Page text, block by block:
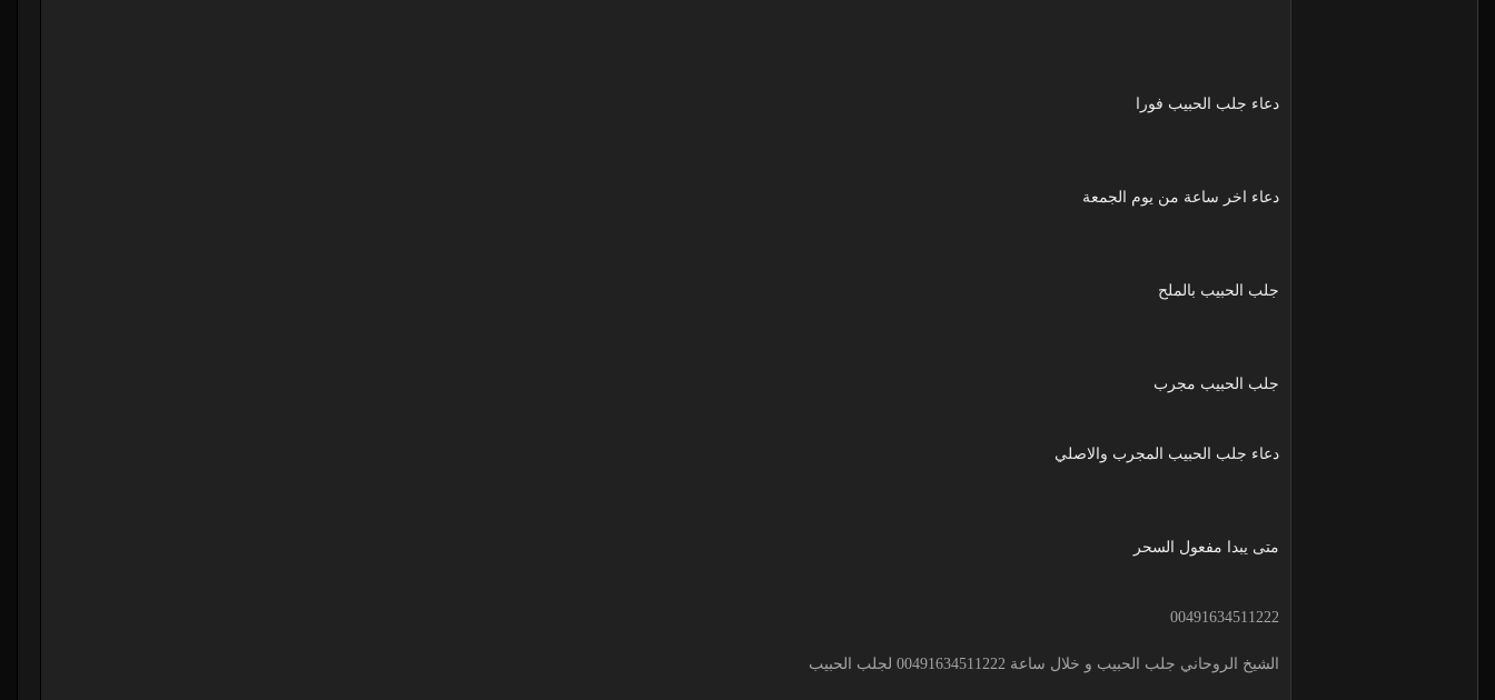
دعاء جلب الحبيب فورا
دعاء اخر ساعة من يوم الجمعة
جلب الحبيب بالملح
جلب الحبيب مجرب
دعاء جلب الحبيب المجرب والاصلي
متى يبدا مفعول السحر
00491634511222
الشيخ الروحاني جلب الحبيب و خلال ساعة 00491634511222 لجلب الحبيب